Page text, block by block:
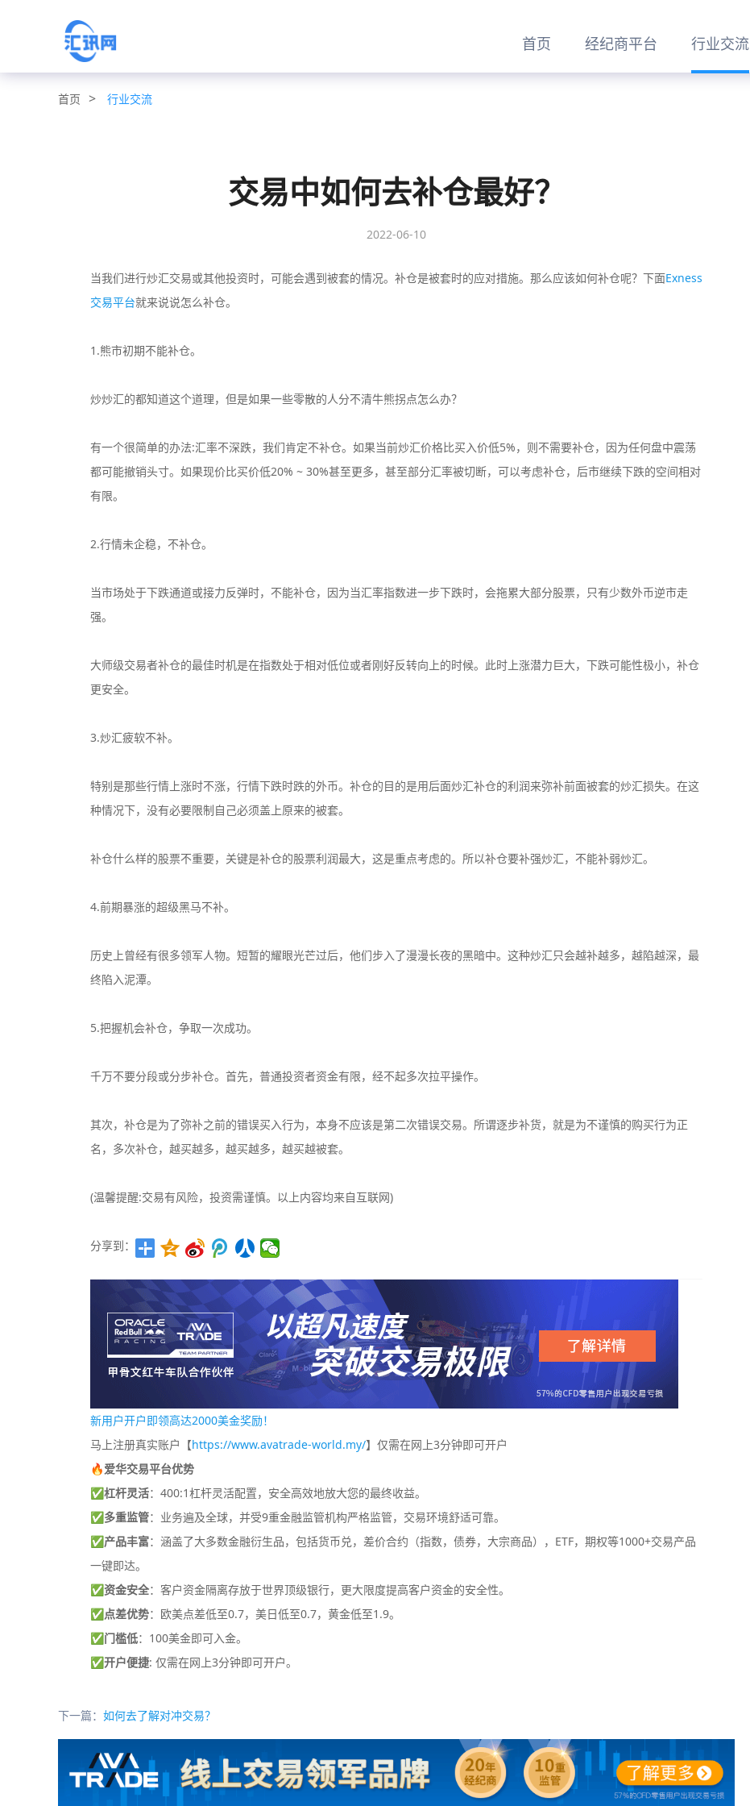
首页 经纪商平台 行业交流
首页 > 行业交流
交易中如何去补仓最好？
2022-06-10
当我们进行炒汇交易或其他投资时，可能会遇到被套的情况。补仓是被套时的应对措施。那么应该如何补仓呢？下面Exness
交易平台就来说说怎么补仓。
1.熊市初期不能补仓。
炒炒汇的都知道这个道理，但是如果一些零散的人分不清牛熊拐点怎么办？
有一个很简单的办法:汇率不深跌，我们肯定不补仓。如果当前炒汇价格比买入价低5%，则不需要补仓，因为任何盘中震荡
都可能撤销头寸。如果现价比买价低20% ~ 30%甚至更多，甚至部分汇率被切断，可以考虑补仓，后市继续下跌的空间相对
有限。
2.行情未企稳，不补仓。
当市场处于下跌通道或接力反弹时，不能补仓，因为当汇率指数进一步下跌时，会拖累大部分股票，只有少数外币逆市走
强。
大师级交易者补仓的最佳时机是在指数处于相对低位或者刚好反转向上的时候。此时上涨潜力巨大，下跌可能性极小，补仓
更安全。
3.炒汇疲软不补。
特别是那些行情上涨时不涨，行情下跌时跌的外币。补仓的目的是用后面炒汇补仓的利润来弥补前面被套的炒汇损失。在这
种情况下，没有必要限制自己必须盖上原来的被套。
补仓什么样的股票不重要，关键是补仓的股票利润最大，这是重点考虑的。所以补仓要补强炒汇，不能补弱炒汇。
4.前期暴涨的超级黑马不补。
历史上曾经有很多领军人物。短暂的耀眼光芒过后，他们步入了漫漫长夜的黑暗中。这种炒汇只会越补越多，越陷越深，最
终陷入泥潭。
5.把握机会补仓，争取一次成功。
千万不要分段或分步补仓。首先，普通投资者资金有限，经不起多次拉平操作。
其次，补仓是为了弥补之前的错误买入行为，本身不应该是第二次错误交易。所谓逐步补货，就是为不谨慎的购买行为正
名，多次补仓，越买越多，越买越多，越买越被套。
(温馨提醒:交易有风险，投资需谨慎。以上内容均来自互联网)
分享到：
新用户开户即领高达2000美金奖励！
马上注册真实账户【https://www.avatrade-world.my/】仅需在网上3分钟即可开户
🔥爱华交易平台优势
✅杠杆灵活：400:1杠杆灵活配置，安全高效地放大您的最终收益。
✅多重监管：业务遍及全球，并受9重金融监管机构严格监管，交易环境舒适可靠。
✅产品丰富：涵盖了大多数金融衍生品，包括货币兑，差价合约（指数，债券，大宗商品），ETF，期权等1000+交易产品
一键即达。
✅资金安全：客户资金隔离存放于世界顶级银行，更大限度提高客户资金的安全性。
✅点差优势：欧美点差低至0.7，美日低至0.7，黄金低至1.9。
✅门槛低：100美金即可入金。
✅开户便捷: 仅需在网上3分钟即可开户。
下一篇： 如何去了解对冲交易？